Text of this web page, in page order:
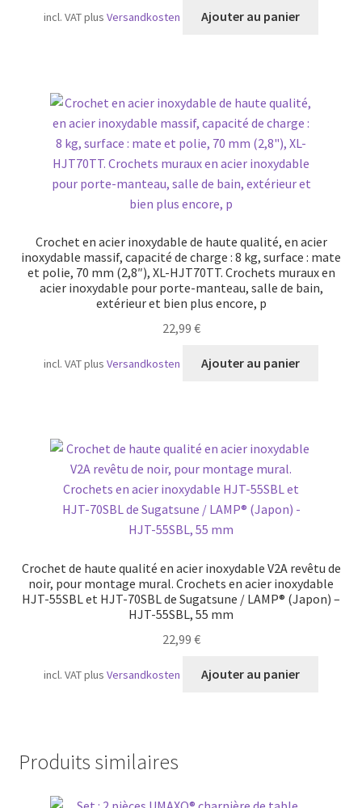
incl. VATplusVersandkosten Ajouter au panier
Crochet en acier inoxydable de haute qualité, en acier
inoxydable massif, capacité de charge : 8 kg, surface : mate
et polie, 70 mm (2,8″), XL-HJT70TT. Crochets muraux en
acier inoxydable pour porte-manteau, salle de bain,
extérieur et bien plus encore, p
22,99 €
incl. VATplusVersandkosten Ajouter au panier
Crochet de haute qualité en acier inoxydable V2A revêtu de
noir, pour montage mural. Crochets en acier inoxydable
HJT-55SBL et HJT-70SBL de Sugatsune / LAMP® (Japon) –
HJT-55SBL, 55 mm
22,99 €
incl. VATplusVersandkosten Ajouter au panier
Produits similaires